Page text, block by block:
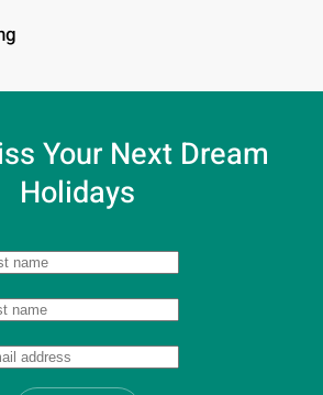
Your Next Dream
Holidays